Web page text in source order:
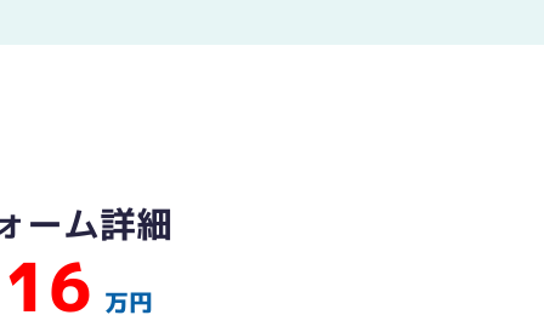
ーム詳細
16 万円